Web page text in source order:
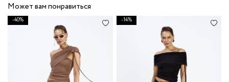
Может вам понравиться
-40% -14%